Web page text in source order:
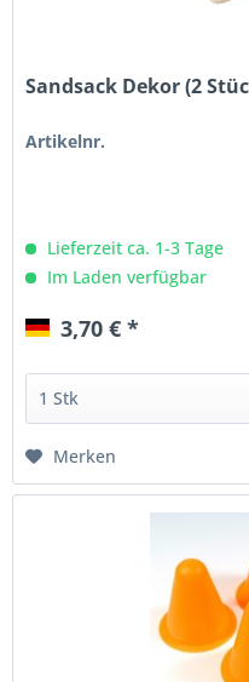
Sandsack Dekor (2
Artikelnr.
Lieferzeit ca. 1-3 Tage
Im Laden verfügbar
3,70 € *
Merken